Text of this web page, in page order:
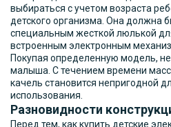
выбираться с учетом возраста
детского организма. Она должна
специальным жесткой люлькой
встроенным электронным
Покупая определенную модель,
малыша. С течением времени
качель становится непригодной
использования.
Разновидности
Перед тем, как купить детские